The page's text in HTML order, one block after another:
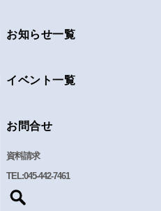
お知らせ一覧
イベント一覧
お問合せ
資料請求
TEL:045-442-7461